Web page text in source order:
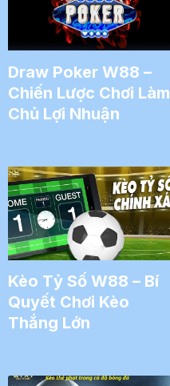
Draw Poker W88 –
Chiến Lược Chơi Làm
Chủ Lợi Nhuận
Kèo Tỷ Số W88 – Bí
Quyết Chơi Kèo
Thắng Lớn